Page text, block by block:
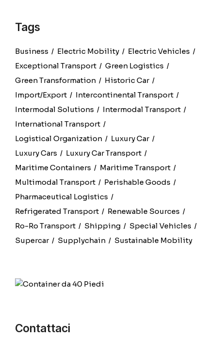
Tags
Business Electric Mobility
Electric Vehicles
Exceptional Transport
Green Logistics
Green Transformation
Historic Car
Import/export
Intercontinental Transport
Intermodal Solutions
Intermodal Transport
International Transport
Logistical Organization
Luxury Car
Luxury Cars
Luxury Car Transport
Maritime Containers
Maritime Transport
Multimodal Transport
Perishable Goods
Pharmaceutical Logistics
Refrigerated Transport
Renewable Sources
Ro-Ro Transport
Shipping
Special Vehicles
Supercar
Supplychain Sustainable Mobility
Contattaci